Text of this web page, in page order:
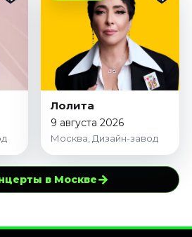
Лолита
9 августа 2026
Москва, Дизайн-завод
в Москве→